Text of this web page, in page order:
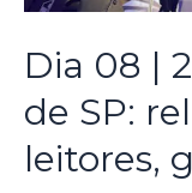
Dia 08 |
de SP:
leitores,